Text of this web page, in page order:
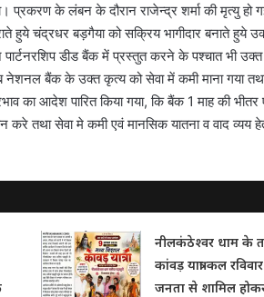
प्रकरण के लंबन के दौरान राजेन्द्र शर्मा की मृत्यु हो
कराते हुये चंद्रधर बड़गैया को सक्रिय भागीदार बनाते
डीड बैंक में प्रस्तुत करने के पश्चात भी उक्त
नेशनल बैंक के उक्त कृत्य को सेवा में कमी माना गया
का आदेश पारित किया गया, कि बैंक 1 माह की
करे तथा सेवा मे कमी एवं मानसिक यातना व वाद
नीलकंठेश्वर धाम के
कांवड़ यात्रा कल
जनता से शामिल